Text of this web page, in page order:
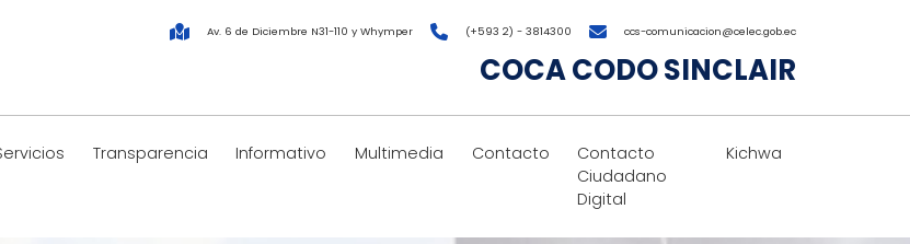
Av. 6 de Diciembre N31-110 y Whymper (+593 2) - 3814300 ccs-comunicacion@celec.gob.ec
COCA CODO SINCLAIR
Transparencia Informativo Multimedia Contacto
Contacto
Ciudadano
Digital
Kichwa